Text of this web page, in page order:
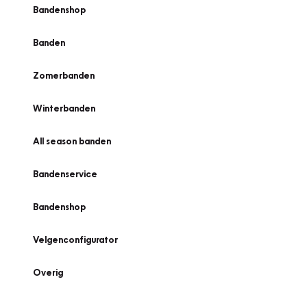
Bandenshop
Banden
Zomerbanden
Winterbanden
All season banden
Bandenservice
Bandenshop
Velgenconfigurator
Overig